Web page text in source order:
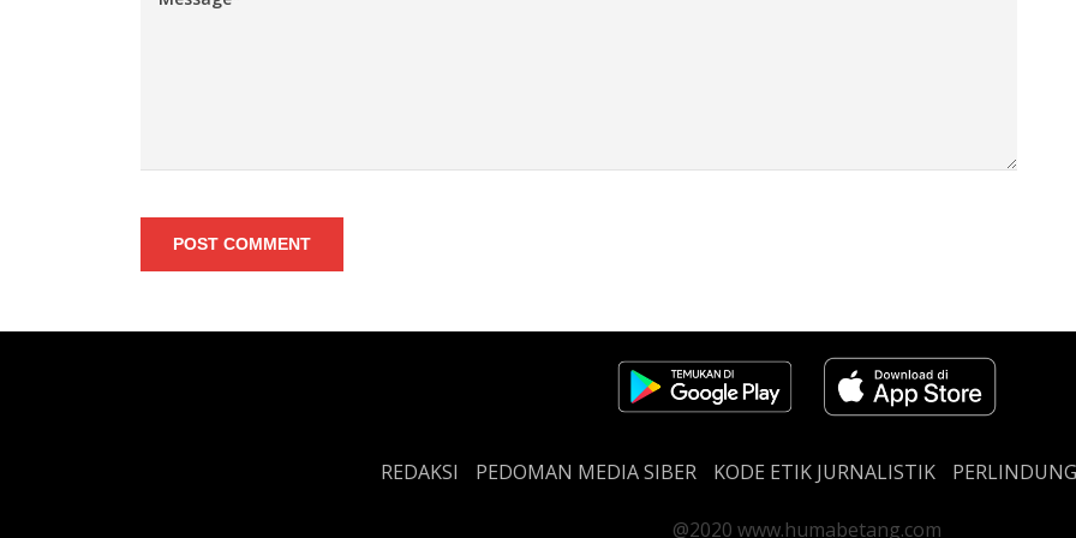
POST COMMENT
REDAKSI PEDOMAN MEDIA SIBER KODE ETIK JURNALISTIK
@2020 www.humabetang.com